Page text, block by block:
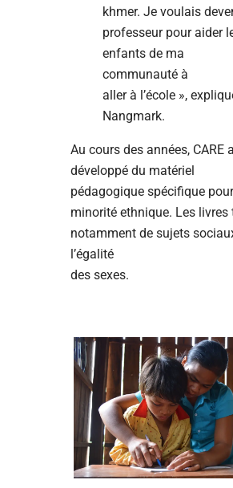
khmer. Je voulais
professeur pour aider
enfants de ma
communauté à
aller à l’école »,
Nangmark.
Au cours des années, CARE a
développé du matériel
pédagogique spécifique
minorité ethnique. Les livres
notamment de sujets
l’égalité
des sexes.